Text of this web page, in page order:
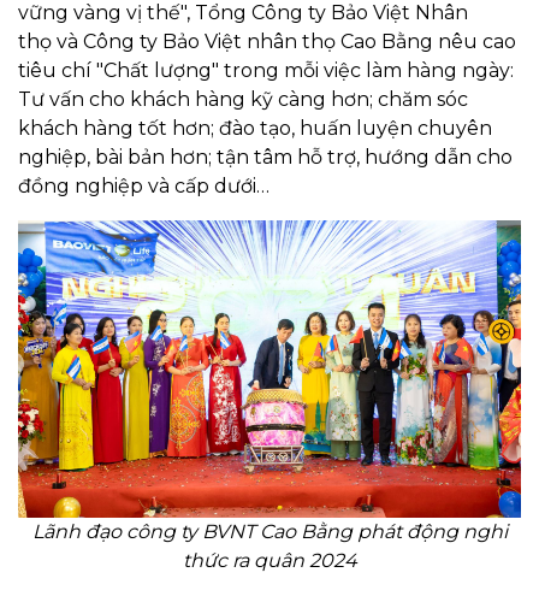
vững vàng vị thế", Tổng Công ty Bảo Việt Nhân
thọ và Công ty Bảo Việt nhân thọ Cao Bằng nêu cao
tiêu chí "Chất lượng" trong mỗi việc làm hàng ngày:
Tư vấn cho khách hàng kỹ càng hơn; chăm sóc
khách hàng tốt hơn; đào tạo, huấn luyện chuyên
nghiệp, bài bản hơn; tận tâm hỗ trợ, hướng dẫn cho
đồng nghiệp và cấp dưới…
Lãnh đạo công ty BVNT Cao Bằng phát động nghi
thức ra quân 2024